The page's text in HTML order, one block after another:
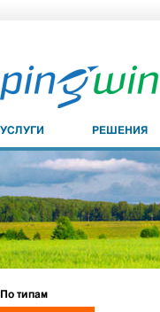
УСЛУГИ РЕШЕНИЯ
По типам